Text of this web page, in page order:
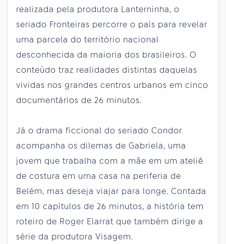
realizada pela produtora Lanterninha, o
seriado Fronteiras percorre o país para revelar
uma parcela do território nacional
desconhecida da maioria dos brasileiros. O
conteúdo traz realidades distintas daquelas
vividas nos grandes centros urbanos em cinco
documentários de 26 minutos.
Já o drama ficcional do seriado Condor
acompanha os dilemas de Gabriela, uma
jovem que trabalha com a mãe em um ateliê
de costura em uma casa na periferia de
Belém, mas deseja viajar para longe. Contada
em 10 capítulos de 26 minutos, a história tem
roteiro de Roger Elarrat que também dirige a
série da produtora Visagem.